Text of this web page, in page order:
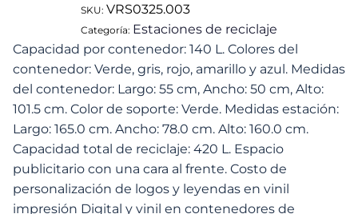
SKU: VRS0325.003
Categoría: Estaciones de reciclaje
Capacidad por contenedor: 140 L. Colores del
contenedor: Verde, gris, rojo, amarillo y azul. Medidas
del contenedor: Largo: 55 cm, Ancho: 50 cm, Alto:
101.5 cm. Color de soporte: Verde. Medidas estación:
Largo: 165.0 cm. Ancho: 78.0 cm. Alto: 160.0 cm.
Capacidad total de reciclaje: 420 L. Espacio
publicitario con una cara al frente. Costo de
personalización de logos y leyendas en vinil
impresión Digital y vinil en contenedores de